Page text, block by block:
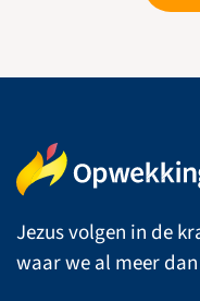
Jezus volgen in de
waar we al meer